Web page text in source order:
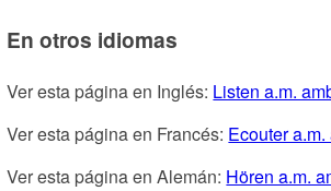
En otros idiomas
Ver esta página en Inglés: Listen a.m.
Ver esta página en Francés: Ecouter
Ver esta página en Alemán: Hören a.m.